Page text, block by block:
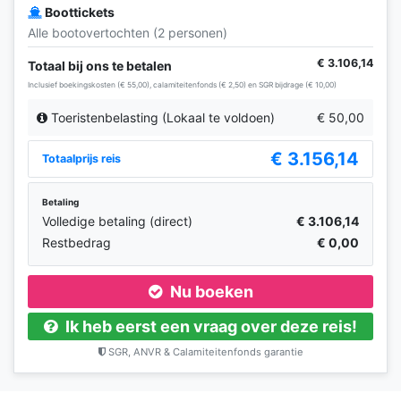
Boottickets
Alle bootovertochten (2 personen)
Totaal bij ons te betalen € 3.106,14
Inclusief boekingskosten (€ 55,00), calamiteitenfonds (€ 2,50) en SGR bijdrage (€ 10,00)
Toeristenbelasting (Lokaal te voldoen) € 50,00
Totaalprijs reis € 3.156,14
Betaling
Volledige betaling (direct)
€ 3.106,14
Restbedrag
€ 0,00
Nu boeken
Ik heb eerst een vraag over deze reis!
SGR, ANVR & Calamiteitenfonds garantie